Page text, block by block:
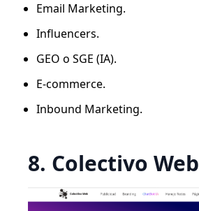
Email Marketing.
Influencers.
GEO o SGE (IA).
E-commerce.
Inbound Marketing.
8. Colectivo Web